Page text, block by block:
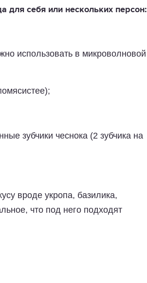
для себя или нескольких персон:
использовать в микроволновой
зубчики чеснока (2 зубчика на
вроде укропа, базилика,
что под него подходят